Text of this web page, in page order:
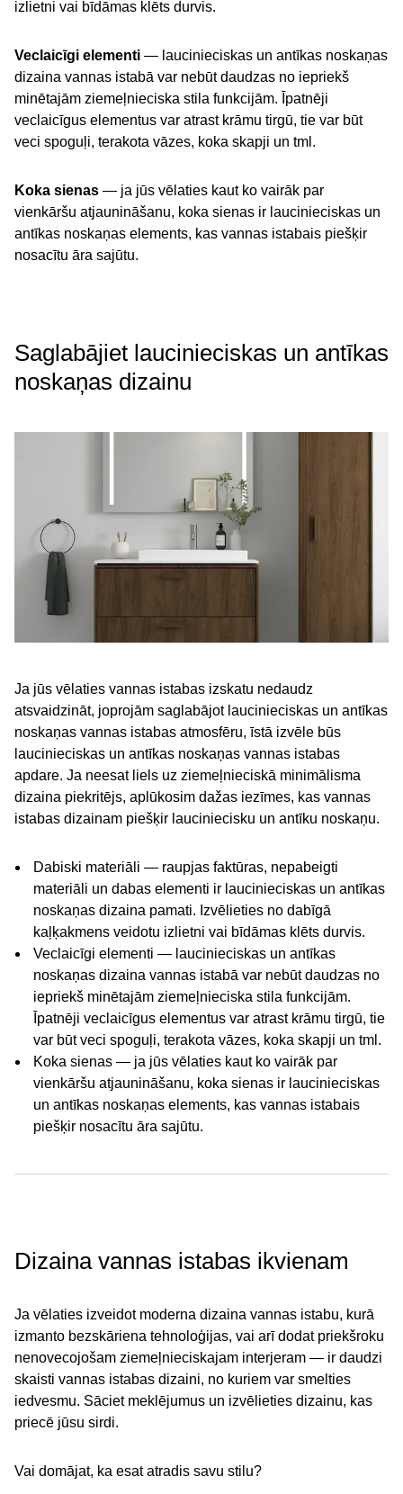
izlietni vai bīdāmas klēts durvis.
Veclaicīgi elementi — laucinieciskas un antīkas noskaņas
dizaina vannas istabā var nebūt daudzas no iepriekš
minētajām ziemeļnieciska stila funkcijām. Īpatnēji
veclaicīgus elementus var atrast krāmu tirgū, tie var būt
veci spoguļi, terakota vāzes, koka skapji un tml.
Koka sienas — ja jūs vēlaties kaut ko vairāk par
vienkāršu atjaunināšanu, koka sienas ir laucinieciskas un
antīkas noskaņas elements, kas vannas istabais piešķir
nosacītu āra sajūtu.
Saglabājiet laucinieciskas un antīkas
noskaņas dizainu
Ja jūs vēlaties vannas istabas izskatu nedaudz
atsvaidzināt, joprojām saglabājot laucinieciskas un antīkas
noskaņas vannas istabas atmosfēru, īstā izvēle būs
laucinieciskas un antīkas noskaņas vannas istabas
apdare. Ja neesat liels uz ziemeļnieciskā minimālisma
dizaina piekritējs, aplūkosim dažas iezīmes, kas vannas
istabas dizainam piešķir lauciniecisku un antīku noskaņu.
Dabiski materiāli — raupjas faktūras, nepabeigti
materiāli un dabas elementi ir laucinieciskas un antīkas
noskaņas dizaina pamati. Izvēlieties no dabīgā
kaļķakmens veidotu izlietni vai bīdāmas klēts durvis.
Veclaicīgi elementi — laucinieciskas un antīkas
noskaņas dizaina vannas istabā var nebūt daudzas no
iepriekš minētajām ziemeļnieciska stila funkcijām.
Īpatnēji veclaicīgus elementus var atrast krāmu tirgū, tie
var būt veci spoguļi, terakota vāzes, koka skapji un tml.
Koka sienas — ja jūs vēlaties kaut ko vairāk par
vienkāršu atjaunināšanu, koka sienas ir laucinieciskas
un antīkas noskaņas elements, kas vannas istabais
piešķir nosacītu āra sajūtu.
Dizaina vannas istabas ikvienam
Ja vēlaties izveidot moderna dizaina vannas istabu, kurā
izmanto bezskāriena tehnoloģijas, vai arī dodat priekšroku
nenovecojošam ziemeļnieciskajam interjeram — ir daudzi
skaisti vannas istabas dizaini, no kuriem var smelties
iedvesmu. Sāciet meklējumus un izvēlieties dizainu, kas
priecē jūsu sirdi.
Vai domājat, ka esat atradis savu stilu?